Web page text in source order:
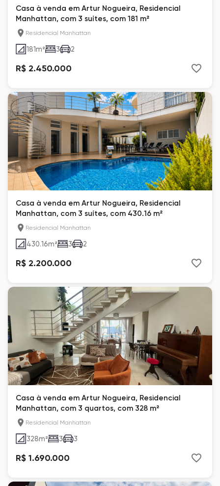
Casa à venda em Artur Nogueira, Residencial
Manhattan, com 3 suítes, com 181 m²
Residencial Manhattan
181m² 3 2
R$ 2.450.000
Casa à venda em Artur Nogueira, Residencial
Manhattan, com 3 suítes, com 430.16 m²
Residencial Manhattan
430.16m² 3 2
R$ 2.200.000
Casa à venda em Artur Nogueira, Residencial
Manhattan, com 3 quartos, com 328 m²
Residencial Manhattan
328m² 3 3
R$ 1.690.000